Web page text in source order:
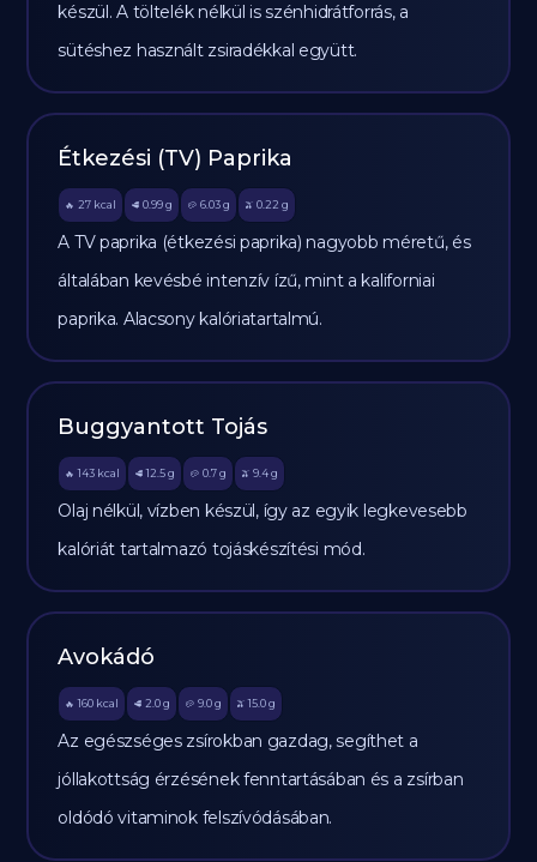
készül. A töltelék nélkül is szénhidrátforrás, a
sütéshez használt zsiradékkal együtt.
Étkezési (TV) Paprika
🔥 27 kcal 🥩 0.99 g 🥔 6.03g 🫒 0.22 g
A TV paprika (étkezési paprika) nagyobb méretű, és
általában kevésbé intenzív ízű, mint a kaliforniai
paprika. Alacsony kalóriatartalmú.
Buggyantott Tojás
🔥 143 kcal 🥩 12.5 g 🥔 0.7g 🫒 9.4 g
Olaj nélkül, vízben készül, így az egyik legkevesebb
kalóriát tartalmazó tojáskészítési mód.
Avokádó
🔥 160 kcal 🥩 2.0 g 🥔 9.0g 🫒 15.0 g
Az egészséges zsírokban gazdag, segíthet a
jóllakottság érzésének fenntartásában és a zsírban
oldódó vitaminok felszívódásában.